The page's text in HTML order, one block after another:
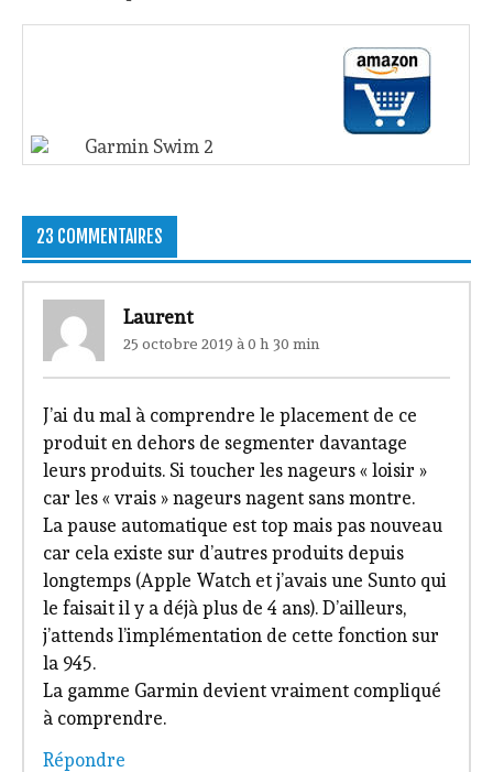
Garmin Swim 2
23 COMMENTAIRES
Laurent
25 octobre 2019 à 0 h 30 min
J’ai du mal à comprendre le placement de ce
produit en dehors de segmenter davantage
leurs produits. Si toucher les nageurs « loisir »
car les « vrais » nageurs nagent sans montre.
La pause automatique est top mais pas nouveau
car cela existe sur d’autres produits depuis
longtemps (Apple Watch et j’avais une Sunto qui
le faisait il y a déjà plus de 4 ans). D’ailleurs,
j’attends l’implémentation de cette fonction sur
la 945.
La gamme Garmin devient vraiment compliqué
à comprendre.
Répondre